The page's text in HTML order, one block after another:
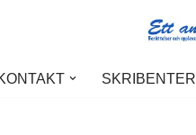
SKRIBENTER